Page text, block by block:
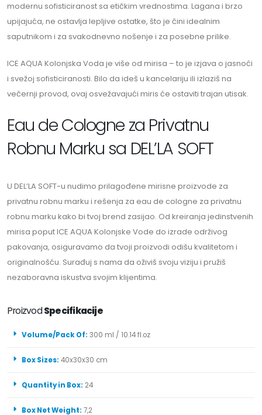
modernu sofisticiranost sa etičkim vrednostima. Lagana i brzo
upijajuća, ne ostavlja lepljive ostatke, što je čini idealnim
saputnikom i za svakodnevno nošenje i za posebne prilike.
ICE AQUA Kolonjska Voda je više od mirisa – to je izjava o jasnoći
i svežoj sofisticiranosti. Bilo da ideš u kancelariju ili izlaziš na
večernji provod, ovaj osvežavajući miris će ostaviti trajan utisak.
Eau de Cologne za Privatnu
Robnu Marku sa DEL’LA SOFT
U DEL’LA SOFT-u nudimo prilagođene mirisne proizvode za
privatnu robnu marku i rešenja za eau de cologne za privatnu
robnu marku kako bi tvoj brend zasijao. Od kreiranja jedinstvenih
mirisa poput ICE AQUA Kolonjske Vode do izrade održivog
pakovanja, osiguravamo da tvoji proizvodi odišu kvalitetom i
originalnošću. Surađuj s nama da oživiš svoju viziju i pružiš
nezaboravna iskustva svojim klijentima.
ProizvodSpecifikacije
Volume/Pack Of: 300 ml / 10.14 fl.oz
Box Sizes: 40x30x30 cm
Quantity in Box: 24
Box Net Weight: 7,2